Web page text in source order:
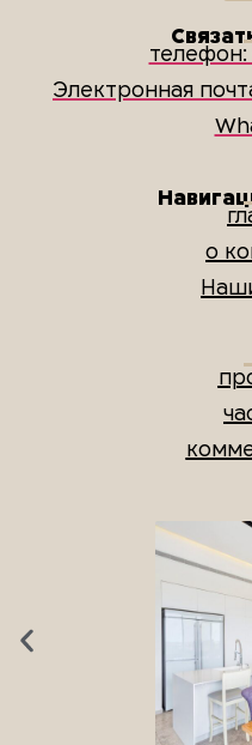
о
телефон:
Электронная